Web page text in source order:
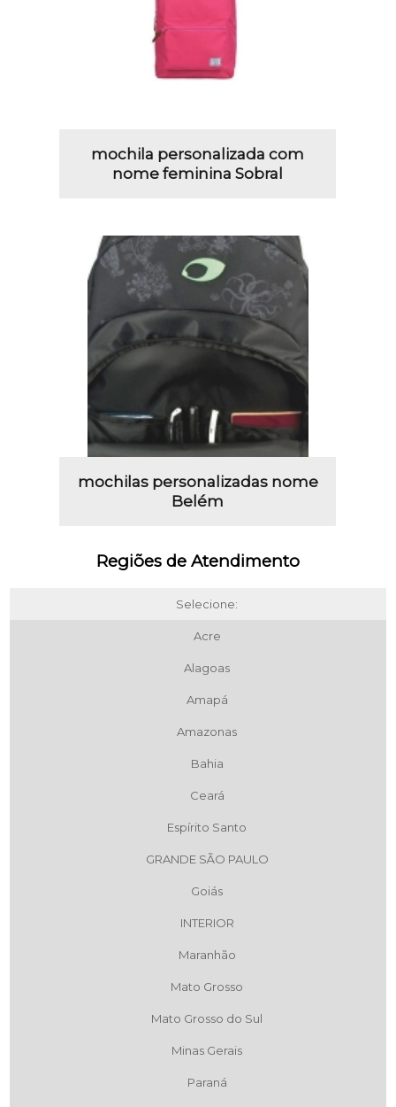
mochila personalizada com
nome feminina Sobral
mochilas personalizadas nome
Belém
Regiões de Atendimento
Selecione:
Acre
Alagoas
Amapá
Amazonas
Bahia
Ceará
Espírito Santo
GRANDE SÃO PAULO
Goiás
INTERIOR
Maranhão
Mato Grosso
Mato Grosso do Sul
Minas Gerais
Paraná